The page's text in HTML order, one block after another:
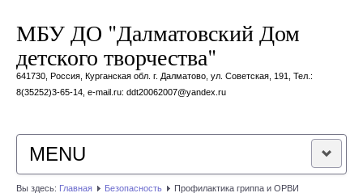
МБУ ДО "Далматовский Дом
детского творчества"
641730, Россия, Курганская обл. г. Далматово, ул. Советская, 191, Тел.:
8(35252)3-65-14, e-mail.ru: ddt20062007@yandex.ru
MENU
Вы здесь: Главная Безопасность Профилактика гриппа и ОРВИ